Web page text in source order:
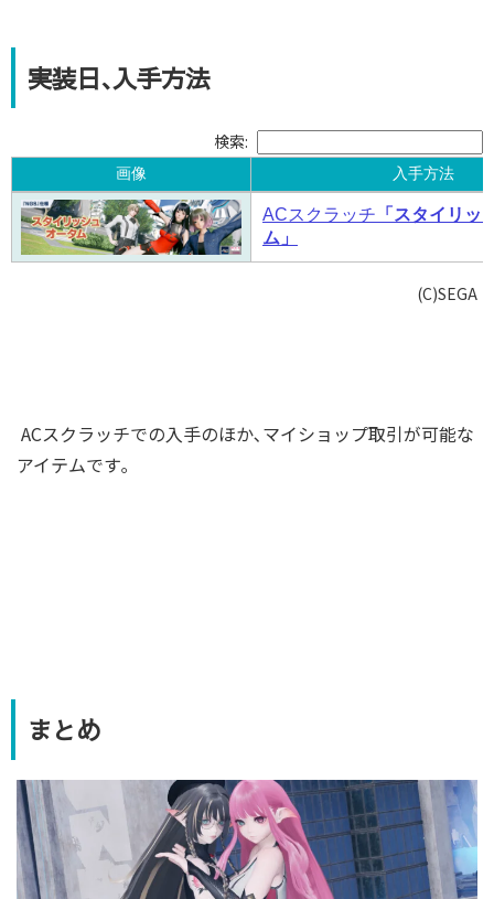
実装日､入手方法
検索:
画像 入手方法
画像 入手方法
ACスクラッチ 「スタイリッ
ム」
(C)SEGA
ACスクラッチでの入手のほか､マイショップ取引が可能な
アイテムです｡
まとめ